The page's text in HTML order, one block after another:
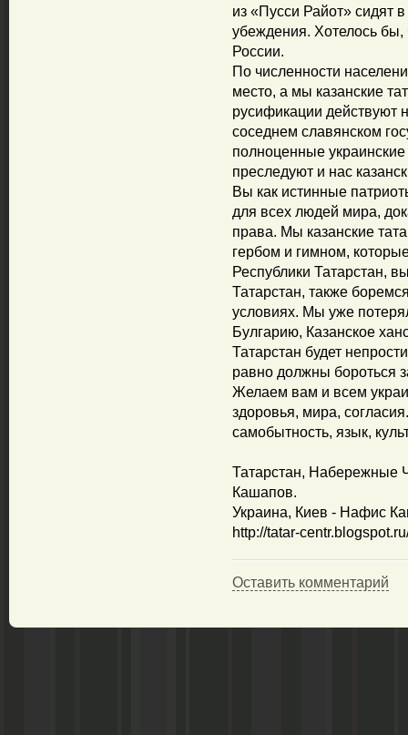
из «Пусси Райот» сидят
убеждения. Хотелось
России.
По численности
место, а мы казанские
русификации действуют
соседнем славянском
полноценные
преследуют и нас
Вы как истинные
для всех людей мира,
права. Мы казанские
гербом и гимном,
Республики Татарстан,
Татарстан, также
условиях. Мы уже
Булгарию, Казанское
Татарстан будет
равно должны бороться
Желаем вам и всем
здоровья, мира,
самобытность, язык,
Татарстан, Набережные
Кашапов.
Украина, Киев - Нафис
http://tatar-
Оставить комментарий